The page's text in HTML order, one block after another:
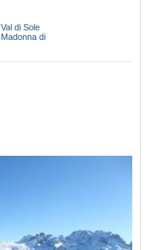
Val di Sole
Madonna di